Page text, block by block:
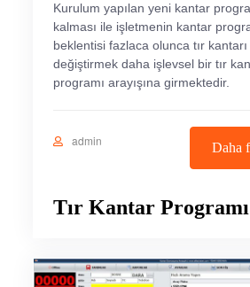
Kurulum yapılan yeni kantar
kalması ile işletmenin kantar
beklentisi fazlaca olunca tır kantarı
değiştirmek daha işlevsel bir tır
programı arayışına girmektedir.
admin Daha
Tır Kantar Programı